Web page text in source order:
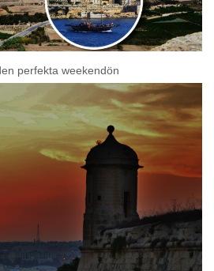
perfekta weekendön